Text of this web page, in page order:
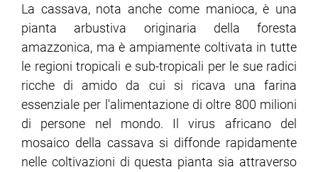
La cassava, nota anche come manioca, è una
pianta arbustiva originaria della foresta
amazzonica, ma è ampiamente coltivata in tutte
le regioni tropicali e sub-tropicali per le sue radici
ricche di amido da cui si ricava una farina
essenziale per l'alimentazione di oltre 800 milioni
di persone nel mondo. Il virus africano del
mosaico della cassava si diffonde rapidamente
nelle coltivazioni di questa pianta sia attraverso